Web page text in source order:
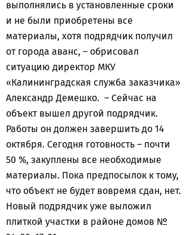
выполнялись в установленные сроки
и не были приобретены все
материалы, хотя подрядчик получил
от города аванс, – обрисовал
ситуацию директор МКУ
«Калининградская служба заказчика»
Александр Демешко. – Сейчас на
объект вышел другой подрядчик.
Работы он должен завершить до 14
октября. Сегодня готовность – почти
50 %, закуплены все необходимые
материалы. Пока предпосылок к тому,
что объект не будет вовремя сдан, нет.
Новый подрядчик уже выложил
плиткой участки в районе домов №